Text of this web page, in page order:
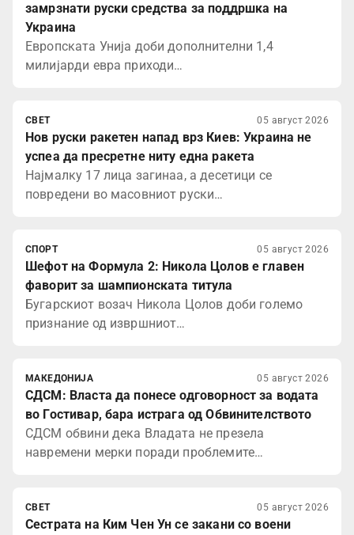
замрзнати руски средства за поддршка на
Украина
Европската Унија доби дополнителни 1,4
милијарди евра приходи…
СВЕТ 05 август 2026
Нов руски ракетен напад врз Киев: Украина не
успеа да пресретне ниту една ракета
Најмалку 17 лица загинаа, а десетици се
повредени во масовниот руски…
СПОРТ 05 август 2026
Шефот на Формула 2: Никола Цолов е главен
фаворит за шампионската титула
Бугарскиот возач Никола Цолов доби големо
признание од извршниот…
МАКЕДОНИЈА 05 август 2026
СДСМ: Власта да понесе одговорност за водата
во Гостивар, бара истрага од Обвинителството
СДСМ обвини дека Владата не презела
навремени мерки поради проблемите…
СВЕТ 05 август 2026
Сестрата на Ким Чен Ун се закани со воени